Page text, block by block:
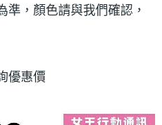
準，顏色請與我們確認，
優惠價